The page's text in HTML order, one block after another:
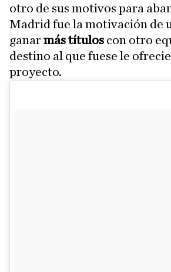
otro de sus motivos para
Madrid fue la motivación de
ganarmás títulos con otro
destino al que fuese le
proyecto.